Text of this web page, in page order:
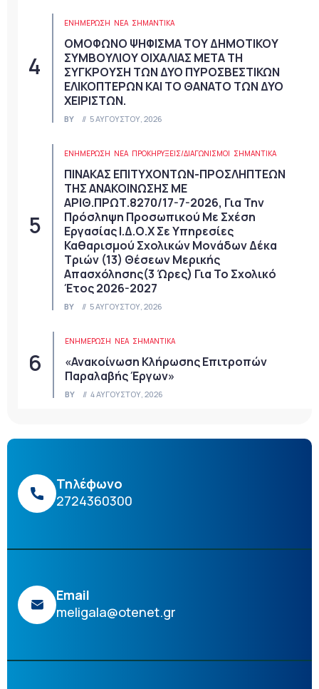
ΕΝΗΜΕΡΩΣΗ ΝΈΑ ΣΗΜΑΝΤΙΚΆ
ΟΜΟΦΩΝΟ ΨΗΦΙΣΜΑ ΤΟΥ ΔΗΜΟΤΙΚΟΥ
ΣΥΜΒΟΥΛΙΟΥ ΟΙΧΑΛΙΑΣ ΜΕΤΑ ΤΗ
ΣΥΓΚΡΟΥΣΗ ΤΩΝ ΔΥΟ ΠΥΡΟΣΒΕΣΤΙΚΩΝ
ΕΛΙΚΟΠΤΕΡΩΝ ΚΑΙ ΤΟ ΘΑΝΑΤΟ ΤΩΝ ΔΥΟ
ΧΕΙΡΙΣΤΩΝ.
BY 5 ΑΥΓΟΎΣΤΟΥ, 2026
ΕΝΗΜΕΡΩΣΗ ΝΈΑ ΠΡΟΚΗΡΎΞΕΙΣ/ΔΙΑΓΩΝΙΣΜΟΊ ΣΗΜΑΝΤΙΚΆ
ΠΙΝΑΚΑΣ ΕΠΙΤΥΧΟΝΤΩΝ-ΠΡΟΣΛΗΠΤΕΩΝ
ΤΗΣ ΑΝΑΚΟΙΝΩΣΗΣ ΜΕ
ΑΡΙΘ.ΠΡΩΤ.8270/17-7-2026, Για Την
Πρόσληψη Προσωπικού Με Σχέση
Εργασίας Ι.Δ.Ο.Χ Σε Υπηρεσίες
Καθαρισμού Σχολικών Μονάδων Δέκα
Τριών (13) Θέσεων Μερικής
Απασχόλησης(3 Ώρες) Για Το Σχολικό
Έτος 2026-2027
BY 5 ΑΥΓΟΎΣΤΟΥ, 2026
ΕΝΗΜΕΡΩΣΗ ΝΈΑ ΣΗΜΑΝΤΙΚΆ
«Ανακοίνωση Κλήρωσης Επιτροπών
Παραλαβής Έργων»
BY 4 ΑΥΓΟΎΣΤΟΥ, 2026
Τηλέφωνο
2724360300
Email
meligala@otenet.gr